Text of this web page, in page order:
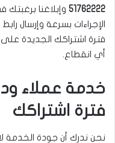
51762222 وإبلاغنا
الإجراءات بسرعة وإرسال
فترة اشتراكك الجديدة
أي انقطاع.
فترة اشتراكك
نحن ندرك أن جودة الخدمة